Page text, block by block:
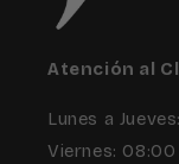
Atención al
Lunes a
Viernes: 08:00